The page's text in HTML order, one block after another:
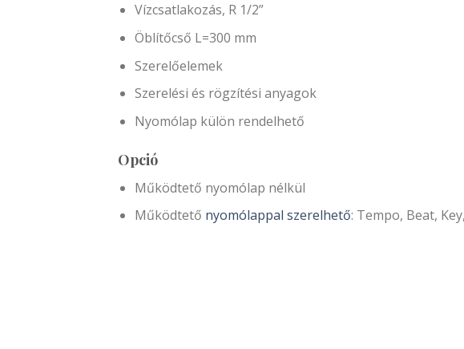
Vízcsatlakozás, R 1/2”
Öblítőcső L=300 mm
Szerelőelemek
Szerelési és rögzítési anyagok
Nyomólap külön rendelhető
Opció
Működtető nyomólap nélkül
Működtető nyomólappal szerelhető: Tempo, Beat,